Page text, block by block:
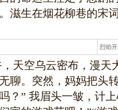
滋生在烟花柳巷的宋
烈焰
龙
天空乌云密布，漫
聊。突然，妈妈把头
？” 我眉头一皱，计